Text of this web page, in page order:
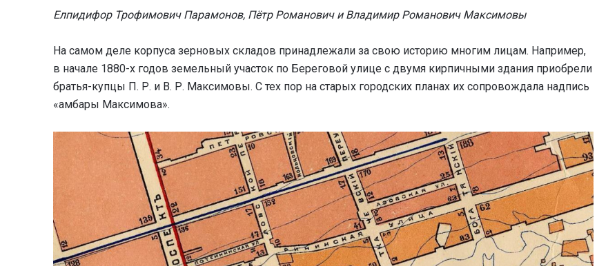
Елпидифор Трофимович Парамонов, Пётр Романович и Владимир Романович Максимовы
На самом деле корпуса зерновых складов принадлежали за свою историю многим лицам. Например,
в начале 1880-х годов земельный участок по Береговой улице с двумя кирпичными здания приобрели
братья-купцы П. Р. и В. Р. Максимовы. С тех пор на старых городских планах их сопровождала надпись
«амбары Максимова».